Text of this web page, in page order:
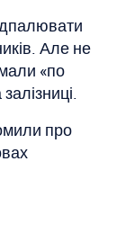
Але не
«по
про